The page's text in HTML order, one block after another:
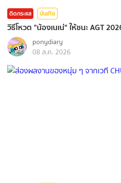
ติดกระแส บันเทิง
วิธีโหวต "น้องเนเน่" ให้ชนะ AGT
ponydiary
08 ส.ค. 2026